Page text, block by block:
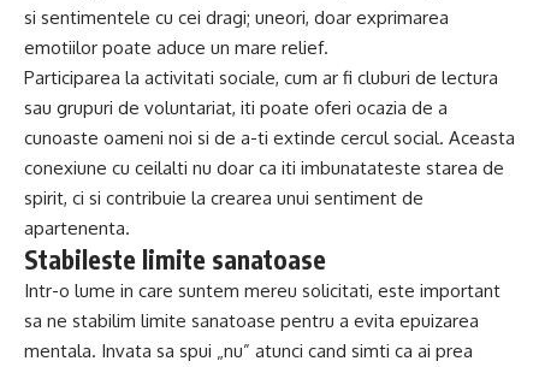
si sentimentele cu cei dragi; uneori, doar exprimarea
emotiilor poate aduce un mare relief.
Participarea la activitati sociale, cum ar fi cluburi de lectura
sau grupuri de voluntariat, iti poate oferi ocazia de a
cunoaste oameni noi si de a-ti extinde cercul social. Aceasta
conexiune cu ceilalti nu doar ca iti imbunatateste starea de
spirit, ci si contribuie la crearea unui sentiment de
apartenenta.
Stabileste limite sanatoase
Intr-o lume in care suntem mereu solicitati, este important
sa ne stabilim limite sanatoase pentru a evita epuizarea
mentala. Invata sa spui „nu” atunci cand simti ca ai prea